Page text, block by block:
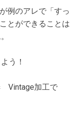
例のアレで「すっ
とができることは
う！
Vintage加工で